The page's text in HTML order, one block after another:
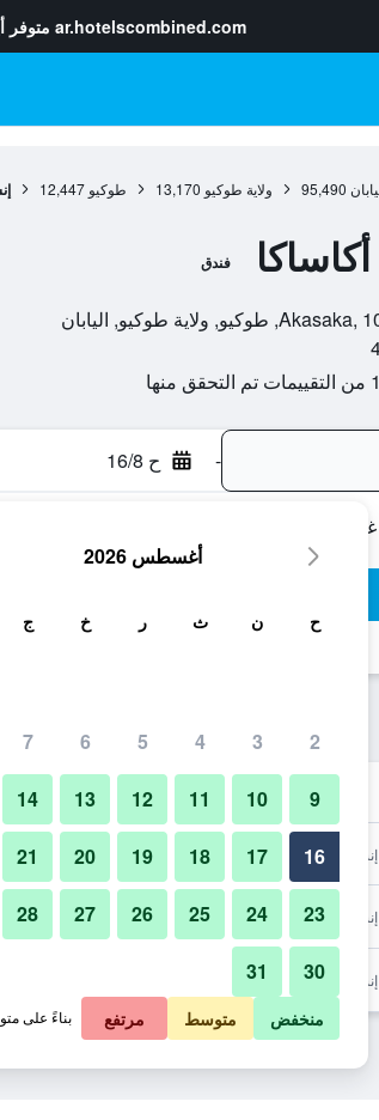
ar.hotelscombined.com متوفر
95,490 ولاية طوكيو 13,170 طوكيو 12,447
فندق
- ح 16/8
عرض
عرض
أغسطس 2026
ح ن ث ر خ ج
2
3
4
5
6
7
9
10
11
12
13
14
16
17
18
19
20
21
23
24
25
26
27
28
30
31
منخفض متوسط مرتفع بناءً على